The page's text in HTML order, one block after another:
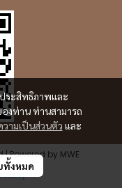
ระสิทธิภาพและ
งท่าน ท่านสามารถ
ามเป็นส่วนตัว และ
ทั้งหมด
Powered by MWE